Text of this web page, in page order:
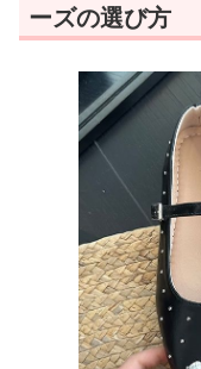
ーズの選び方